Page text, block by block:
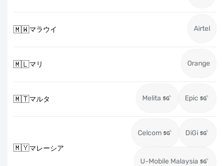
🇲🇼マラウイ Airtel
🇲🇱マリ Orange
🇲🇹マルタ Melita Epic
🇲🇾マレーシア
Celcom DiGi
U-Mobile Malaysia